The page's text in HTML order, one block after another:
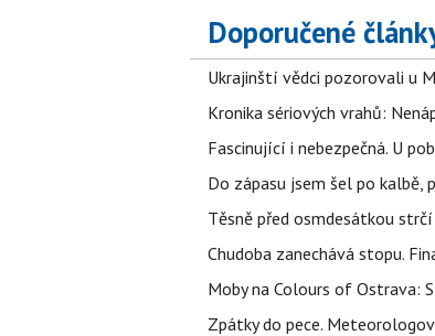
Doporučené
Ukrajinští vědci pozorovali u
Kronika sériových vrahů:
Fascinující i nebezpečná. U
Do zápasu jsem šel po kalbě,
Těsně před osmdesátkou
Chudoba zanechává stopu.
Moby na Colours of Ostrava:
Zpátky do pece.